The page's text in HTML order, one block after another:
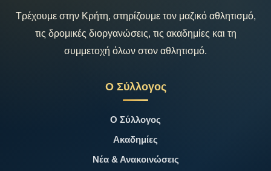
Τρέχουμε στην Κρήτη, στηρίζουμε τον μαζικό αθλητισμό,
τις δρομικές διοργανώσεις, τις ακαδημίες και τη
συμμετοχή όλων στον αθλητισμό.
Ο Σύλλογος
Ο Σύλλογος
Ακαδημίες
Νέα & Ανακοινώσεις